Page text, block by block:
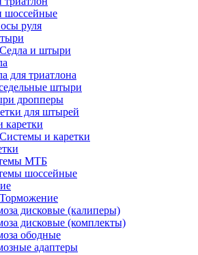
шоссейные
руля
и штыри
для триатлона
штыри
дропперы
для штырей
каретки
и каретки
МТБ
шоссейные
дисковые (калиперы)
дисковые (комплекты)
ободные
адаптеры